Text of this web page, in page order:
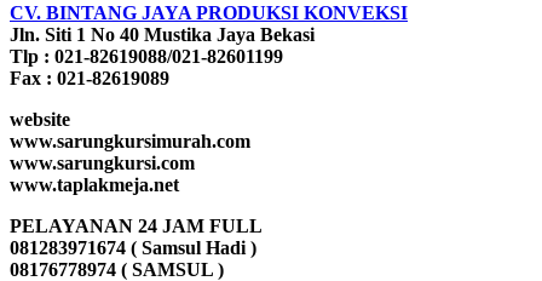
CV. BINTANG JAYA PRODUKSI KONVEKSI
Jln. Siti 1 No 40 Mustika Jaya Bekasi
Tlp : 021-82619088/021-82601199
Fax : 021-82619089
website
www.sarungkursimurah.com
www.sarungkursi.com
www.taplakmeja.net
PELAYANAN 24 JAM FULL
081283971674 ( Samsul Hadi )
08176778974 ( SAMSUL )